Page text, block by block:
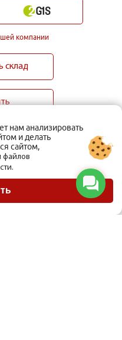
компании
склад
являются публичной офертой
нам анализировать
и делать
сайтом,
файлов